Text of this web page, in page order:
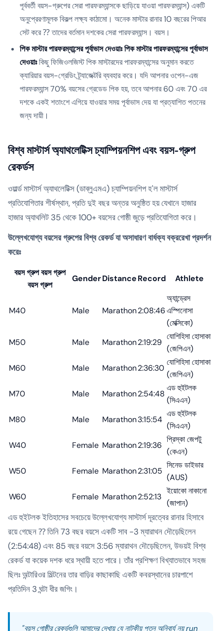
পূর্ববর্তী বয়স-গ্রুপের সেরা পারফরম্যান্সকে ছাড়িয়ে যাওয়া পারফরম্যান্স) একটি
অনুপ্রেরণামূলক বিকল্প লক্ষ্য কাঠামো। অনেক মাস্টার রানার 10 বছরের পিআর
সেট করে ⁇ তাদের বর্তমান দশকের সেরা পারফরম্যান্স। বয়স।
পিক মাস্টার পারফরম্যান্সের পূর্বাভাস দেওয়াঃ পিক মাস্টার পারফরম্যান্সের পূর্বাভাস
দেওয়াঃকিছু ফিজিওলজিস্ট পিক মাস্টারদের পারফরম্যান্সের অনুমান করতে
ক্যারিয়ার বয়স-গ্রেডিং ট্র্যাজেক্টরি ব্যবহার করে। যদি আপনার ওপেন-এজ
পারফরম্যান্স 70% বয়সের গ্রেডেড পিক হয়, তবে আপনার 60 এবং 70 এর
দশকে একই শতাংশে এগিয়ে যাওয়ার সময় পূর্বাভাস দেয় যা প্রত্যাশিত পতনের
জন্য দায়ী।
বিশ্ব মাস্টার্স অ্যাথলেটিক্স চ্যাম্পিয়নশিপ এবং বয়স-গ্রুপ
রেকর্ডস
ওয়ার্ল্ড মাস্টার্স অ্যাথলেটিক্স (ডাব্লুএমএ) চ্যাম্পিয়নশিপ হ'ল মাস্টার্স
প্রতিযোগিতার শীর্ষস্থান, প্রতি দুই বছর অন্তর অনুষ্ঠিত হয় যেখানে হাজার
হাজার অ্যাথলিট 35 থেকে 100+ বয়সের গোষ্ঠী জুড়ে প্রতিযোগিতা করে।
উল্লেখযোগ্য বয়সের গ্রুপের বিশ্ব রেকর্ড যা অসাধারণ বার্ধক্য বক্ররেখা প্রদর্শন
করেঃ
বয়স গ্রুপ বয়স গ্রুপ
বয়স গ্রুপ
GenderDistanceRecord Athlete
M40 Male Marathon2:08:46
অ্যান্ড্রেস
এস্পিনোসা
(মেক্সিকো)
M50
Male Marathon2:19:29
যোশিহিসা হোসাকা
(জেপিএন)
M60
Male Marathon2:36:30
যোশিহিসা হোসাকা
(জেপিএন)
M70
Male Marathon2:54:48
এড হুইটলক
(সিএএন)
M80
Male Marathon3:15:54
এড হুইটলক
(সিএএন)
W40
Female Marathon2:19:36
প্রিস্কা জেপটু
(কেএন)
W50
Female Marathon2:31:05
সিনেড ডাইভার
(AUS)
W60
Female Marathon2:52:13
ইয়োকো নাকানো
(জাপান)
এড হুইটলক ইতিহাসের সবচেয়ে উল্লেখযোগ্য মাস্টার্স দূরত্বের রানার হিসাবে
রয়ে গেছেন ⁇ তিনি 73 বছর বয়সে একটি সাব -3 ম্যারাথন দৌড়েছিলেন
(2:54:48) এবং 85 বছর বয়সে 3:56 ম্যারাথন দৌড়েছিলেন, উভয়ই বিশ্ব
রেকর্ড যা কয়েক দশক ধরে স্থায়ী হতে পারে। তাঁর প্রশিক্ষণ বিখ্যাতভাবে সহজ
ছিলঃ অন্টারিওর মিল্টনের তার বাড়ির কাছাকাছি একটি কবরস্থানের চারপাশে
প্রতিদিন 3 ঘন্টা ধীর জগিং।
"বয়স গোষ্ঠীর রেকর্ডগুলি আমাদের দেখায় যে নাটকীয় পতন অনিবার্য নয় run